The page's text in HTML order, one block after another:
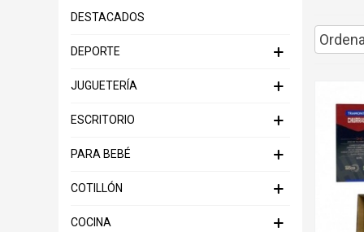
DESTACADOS
DEPORTE
JUGUETERÍA
ESCRITORIO
PARA BEBÉ
COTILLÓN
COCINA